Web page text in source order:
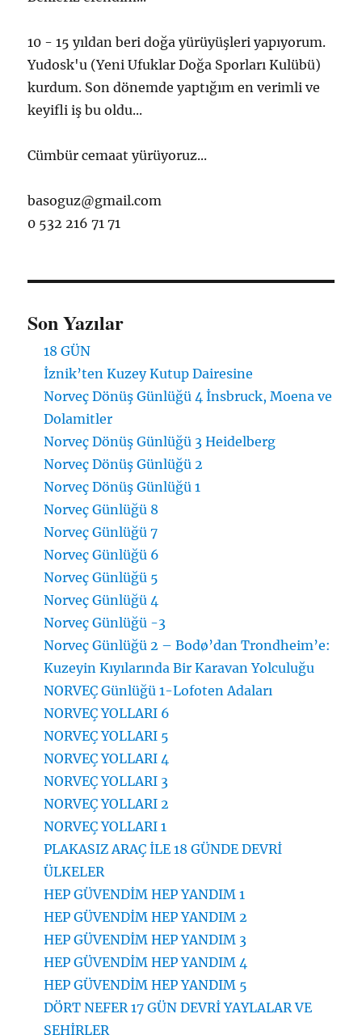
10 - 15 yıldan beri doğa yürüyüşleri yapıyorum.
Yudosk'u (Yeni Ufuklar Doğa Sporları Kulübü)
kurdum. Son dönemde yaptığım en verimli ve
keyifli iş bu oldu...
Cümbür cemaat yürüyoruz...
basoguz@gmail.com
0 532 216 71 71
Son Yazılar
18 GÜN
İznik’ten Kuzey Kutup Dairesine
Norveç Dönüş Günlüğü 4 İnsbruck, Moena ve
Dolamitler
Norveç Dönüş Günlüğü 3 Heidelberg
Norveç Dönüş Günlüğü 2
Norveç Dönüş Günlüğü 1
Norveç Günlüğü 8
Norveç Günlüğü 7
Norveç Günlüğü 6
Norveç Günlüğü 5
Norveç Günlüğü 4
Norveç Günlüğü -3
Norveç Günlüğü 2 – Bodø’dan Trondheim’e:
Kuzeyin Kıyılarında Bir Karavan Yolculuğu
NORVEÇ Günlüğü 1-Lofoten Adaları
NORVEÇ YOLLARI 6
NORVEÇ YOLLARI 5
NORVEÇ YOLLARI 4
NORVEÇ YOLLARI 3
NORVEÇ YOLLARI 2
NORVEÇ YOLLARI 1
PLAKASIZ ARAÇ İLE 18 GÜNDE DEVRİ
ÜLKELER
HEP GÜVENDİM HEP YANDIM 1
HEP GÜVENDİM HEP YANDIM 2
HEP GÜVENDİM HEP YANDIM 3
HEP GÜVENDİM HEP YANDIM 4
HEP GÜVENDİM HEP YANDIM 5
DÖRT NEFER 17 GÜN DEVRİ YAYLALAR VE
ŞEHİRLER